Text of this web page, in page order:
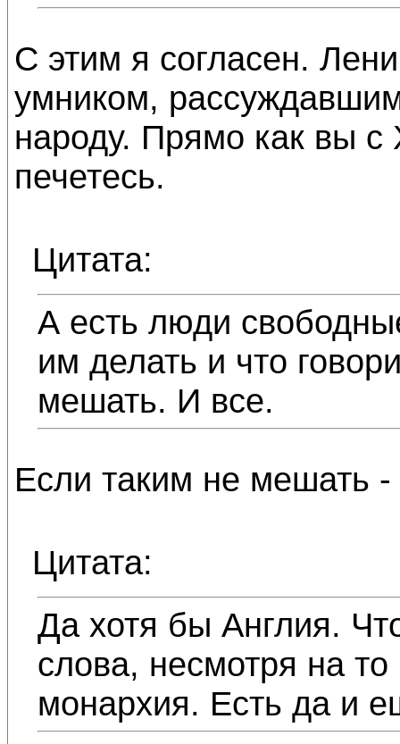
С этим я согласен.
умником,
народу. Прямо как вы с
печетесь.
Цитата:
А есть люди
им делать и что
мешать. И все.
Если таким не мешать -
Цитата:
Да хотя бы Англия.
слова, несмотря на
монархия. Есть да и